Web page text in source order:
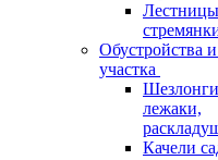
Обустройства
участка
лежаки,
Качели